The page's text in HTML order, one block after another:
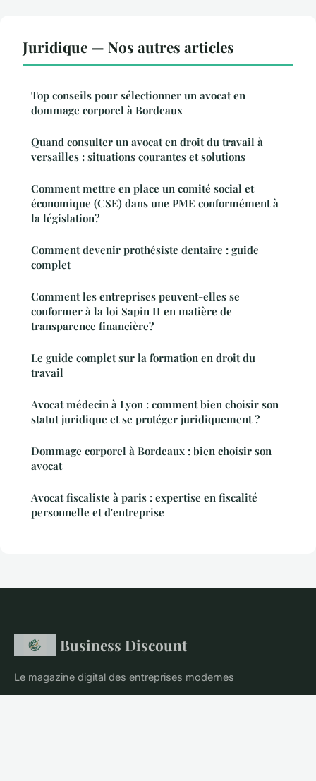
Juridique — Nos autres articles
Top conseils pour sélectionner un avocat en
dommage corporel à Bordeaux
Quand consulter un avocat en droit du travail à
versailles : situations courantes et solutions
Comment mettre en place un comité social et
économique (CSE) dans une PME conformément à
la législation?
Comment devenir prothésiste dentaire : guide
complet
Comment les entreprises peuvent-elles se
conformer à la loi Sapin II en matière de
transparence financière?
Le guide complet sur la formation en droit du
travail
Avocat médecin à Lyon : comment bien choisir son
statut juridique et se protéger juridiquement ?
Dommage corporel à Bordeaux : bien choisir son
avocat
Avocat fiscaliste à paris : expertise en fiscalité
personnelle et d'entreprise
Business Discount
Le magazine digital des entreprises modernes